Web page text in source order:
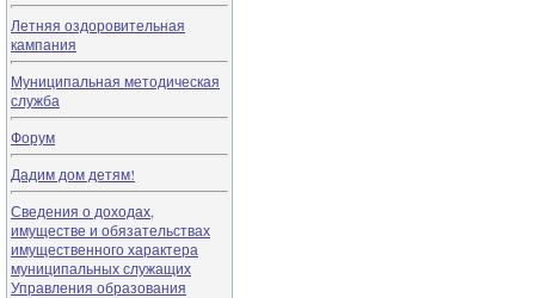
Летняя оздоровительная
кампания
Муниципальная методическая
служба
Форум
Дадим дом детям!
Сведения о доходах,
имуществе и обязательствах
имущественного характера
муниципальных служащих
Управления образования